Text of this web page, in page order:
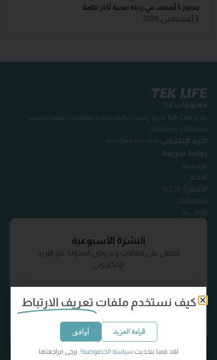
يتجاوز 5 أضعاف في رحلة صحية أكثر تكاملاً
5 أغسطس, 2026
معلومات عنا
تقدم Tek-Life تجربة رقمية شاملة ومثرية مصممة خصيصًا لتناسب
اهتماماتك واحتياجاتك.
البريد الإلكتروني: info@tek-life.com
روابط سريعة
الرئيسية
الاخبار
الأجهزة الذكية
التطبيقات
اتصل بنا
النشرة الأسبوعية
احصل على مقالات وعروض المدونة عبر البريد
الإلكتروني
إشترك الآن
سياسة الخصوصيةالشروط والأحكام © Tek-Life 2024كل الحقوق محفوظة
كيف نستخدم ملفات تعريف الارتباط
قراءة المزيد أوافق
لقد قمنا بتحديثسياسة الخصوصية! يرجى مراجعتها